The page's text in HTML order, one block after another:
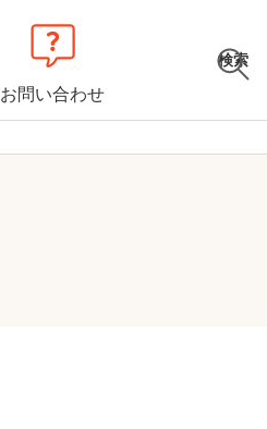
お問い合わせ
検索